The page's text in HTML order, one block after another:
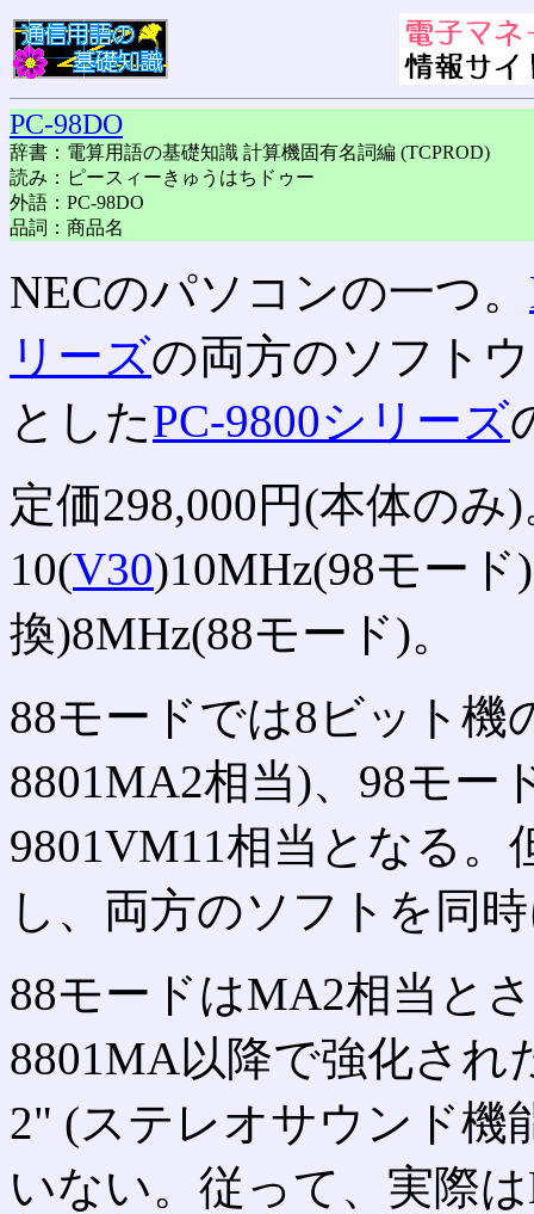
PC-98DO
辞書：電算用語の基礎知識 計算機固有名詞編 (TCPROD)
読み：ピースィーきゅうはちドゥー
外語：PC-98DO
品詞：商品名
NECのパソコンの一つ。
リーズの両方のソフト
としたPC-9800シリーズ
定価298,000円(本体のみ
10(V30)10MHz(98モード
換)8MHz(88モード)。
88モードでは8ビット機
8801MA2相当)、98モー
9801VM11相当となる
し、両方のソフトを同
88モードはMA2相当と
8801MA以降で強化さ
2" (ステレオサウンド機
いない。従って、実際